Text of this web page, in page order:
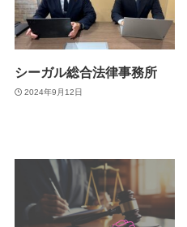
シーガル総合法律事務所
2024年9月12日